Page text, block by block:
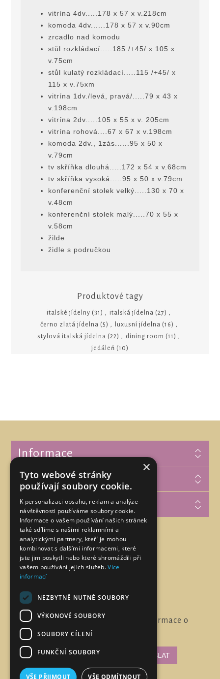
vitrína 4dv.....178 x 57 x v.218cm
komoda 4dv......178 x 57 x v.90cm
zrcadlo nad komodu
stůl rozkládací.....185 /+45/ x 105 x
v.75cm
stůl kulatý rozkládací.....115 /+45/ x
115 x v.75xm
vitrína 1dv./levá, pravá/.....79 x 43 x
v.198cm
vitrína 2dv.....105 x 55 x v. 205cm
vitrína rohová....67 x 67 x v.198cm
komoda 2dv., 1zás......95 x 50 x
v.79cm
tv skříňka dlouhá.....172 x 54 x v.68cm
tv skříňka vysoká.....95 x 50 x v.79cm
konferenční stolek velký.....130 x 70 x
v.48cm
konferenční stolek malý.....70 x 55 x
v.58cm
žilde
židle s područkou
Produktové tagy
italské jídelny (31) italská jídelna (27)
černo zlatá jídelna (5) luxusní jídelna (16)
stylová italská jídelna (22) dining room (11)
jedáleň (10)
Informace
Zákaznická podpora
Můj účet
Najdete nás na
Chcete pravidelně dostávat informace o
novinkách a akcích?
×
Tyto webové stránky
používají soubory cookie.
K personalizaci obsahu, reklam a analýze
návštěvnosti používáme soubory cookie.
Informace o vašem používání našich stránek
také sdílíme s našimi reklamními a
analytickými partnery, kteří je mohou
kombinovat s dalšími informacemi, které
jste jim poskytli nebo které shromáždili při
vašem používání jejich služeb.Více
informací
NEZBYTNĚ NUTNÉ SOUBORY
VÝKONOVÉ SOUBORY
SOUBORY CÍLENÍ
FUNKČNÍ SOUBORY
VŠE PŘIJMOUT VŠE ODMÍTNOUT